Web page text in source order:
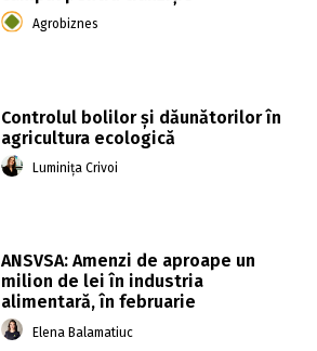
Agrobiznes
Controlul bolilor și dăunătorilor în
agricultura ecologică
Luminița Crivoi
ANSVSA: Amenzi de aproape un
milion de lei în industria
alimentară, în februarie
Elena Balamatiuc